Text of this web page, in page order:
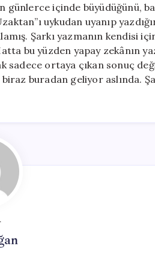
günlerce içinde büyüdüğünü,
uykudan uyanıp
Şarkı yazmanın kendisi
bu yüzden yapay zekânın
sadece ortaya çıkan sonuç
buradan geliyor aslında.